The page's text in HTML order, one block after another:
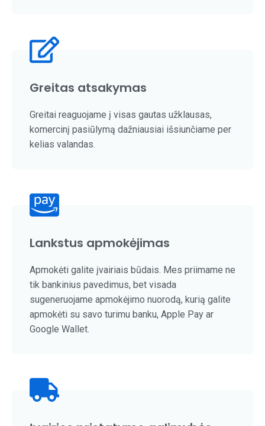
Greitas atsakymas
Greitai reaguojame į visas gautas užklausas,
komercinį pasiūlymą dažniausiai išsiunčiame per
kelias valandas.
Lankstus apmokėjimas
Apmokėti galite įvairiais būdais. Mes priimame ne
tik bankinius pavedimus, bet visada
sugeneruojame apmokėjimo nuorodą, kurią galite
apmokėti su savo turimu banku, Apple Pay ar
Google Wallet.